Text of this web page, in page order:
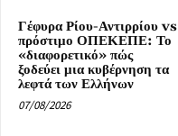
Γέφυρα Ρίου-Αντιρρίου vs
πρόστιμο ΟΠΕΚΕΠΕ: Το
«διαφορετικό» πώς
ξοδεύει μια κυβέρνηση τα
λεφτά των Ελλήνων
07/08/2026